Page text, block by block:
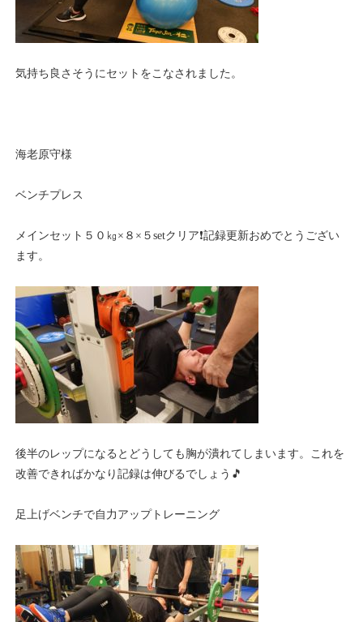
気持ち良さそうにセットをこなされました。
海老原守様
ベンチプレス
メインセット５０㎏×８×５setクリア❗記録更新おめでとうござい
ます。
後半のレップになるとどうしても胸が潰れてしまいます。これを
改善できればかなり記録は伸びるでしょう🎵
足上げベンチで自力アップトレーニング